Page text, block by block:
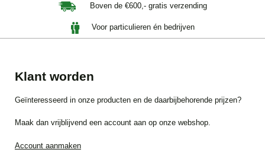
Boven de €600,- gratis verzending
Voor particulieren én bedrijven
Klant worden
Geïnteresseerd in onze producten en de daarbijbehorende prijzen?
Maak dan vrijblijvend een account aan op onze webshop.
Account aanmaken